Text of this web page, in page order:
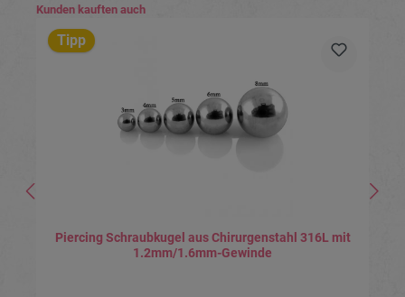
Produktgalerie überspringen
Kunden kauften auch
Tipp
Piercing Schraubkugel aus Chirurgenstahl 316L mit
1.2mm/1.6mm-Gewinde